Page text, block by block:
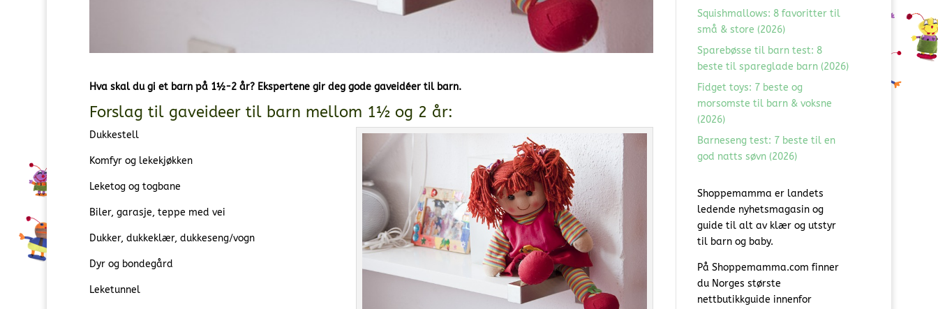
Hva skal du gi et barn på 1½-2 år? Ekspertene gir deg gode gaveidéer til barn.
Forslag til gaveideer til barn mellom 1½ og 2 år:
Dukkestell
Komfyr og lekekjøkken
Leketog og togbane
Biler, garasje, teppe med vei
Dukker, dukkeklær, dukkeseng/vogn
Dyr og bondegård
Leketunnel
Squishmallows: 8 favoritter til
små & store (2026)
Sparebøsse til barn test: 8
beste til spareglade barn (2026)
Fidget toys: 7 beste og
morsomste til barn & voksne
(2026)
Barneseng test: 7 beste til en
god natts søvn (2026)
Shoppemamma er landets
ledende nyhetsmagasin og
guide til alt av klær og utstyr
til barn og baby.
På Shoppemamma.com finner
du Norges største
nettbutikkguide innenfor